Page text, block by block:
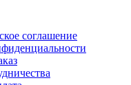
соглашение